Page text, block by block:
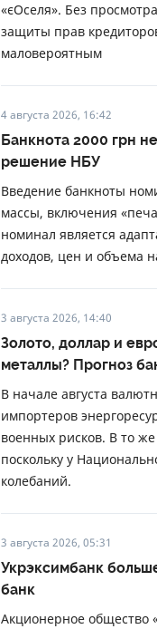
«єОселя». Без
защиты прав
маловероятным
4 августа 2026, 16:42
Банкнота 2000 грн
решение НБУ
Введение банкноты
массы, включения
номинал является
доходов, цен и объема
3 августа 2026, 14:40
Золото, доллар и
металлы? Прогноз
В начале августа
импортеров
военных рисков. В то
поскольку у
колебаний.
3 августа 2026, 05:31
Укрэксимбанк
банк
Акционерное общество